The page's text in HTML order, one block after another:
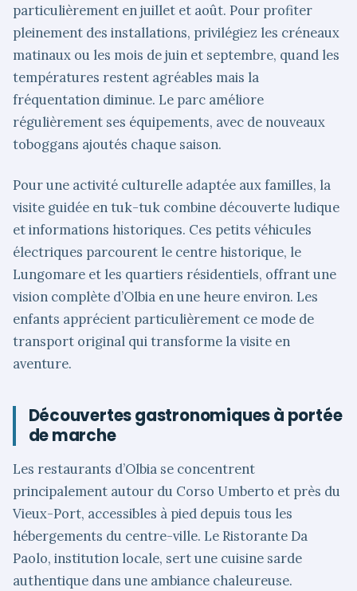
particulièrement en juillet et août. Pour profiter
pleinement des installations, privilégiez les créneaux
matinaux ou les mois de juin et septembre, quand les
températures restent agréables mais la
fréquentation diminue. Le parc améliore
régulièrement ses équipements, avec de nouveaux
toboggans ajoutés chaque saison.
Pour une activité culturelle adaptée aux familles, la
visite guidée en tuk-tuk combine découverte ludique
et informations historiques. Ces petits véhicules
électriques parcourent le centre historique, le
Lungomare et les quartiers résidentiels, offrant une
vision complète d’Olbia en une heure environ. Les
enfants apprécient particulièrement ce mode de
transport original qui transforme la visite en
aventure.
Découvertes gastronomiques à portée
de marche
Les restaurants d’Olbia se concentrent
principalement autour du Corso Umberto et près du
Vieux-Port, accessibles à pied depuis tous les
hébergements du centre-ville. Le Ristorante Da
Paolo, institution locale, sert une cuisine sarde
authentique dans une ambiance chaleureuse.